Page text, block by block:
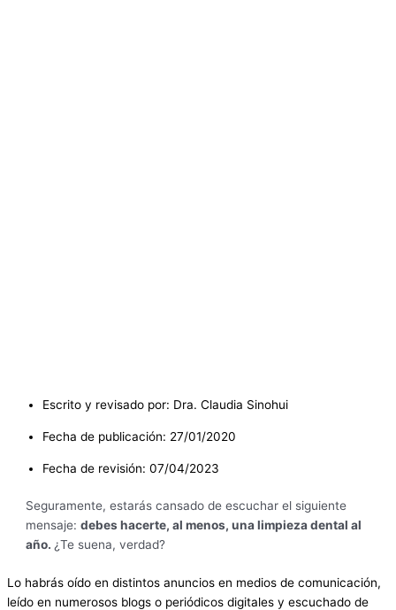
Escrito y revisado por: Dra. Claudia Sinohui
Fecha de publicación: 27/01/2020
Fecha de revisión: 07/04/2023
Seguramente, estarás cansado de escuchar el siguiente
mensaje: debes hacerte, al menos, una limpieza dental al
año. ¿Te suena, verdad?
Lo habrás oído en distintos anuncios en medios de comunicación,
leído en numerosos blogs o periódicos digitales y escuchado de